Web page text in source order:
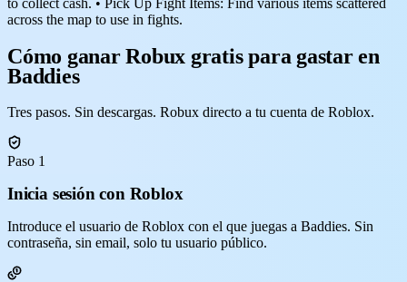
across the map to use in fights.
Cómo ganar Robux gratis para gastar en
Baddies
Tres pasos. Sin descargas. Robux directo a tu cuenta de Roblox.
Paso 1
Inicia sesión con Roblox
Introduce el usuario de Roblox con el que juegas a Baddies. Sin
contraseña, sin email, solo tu usuario público.